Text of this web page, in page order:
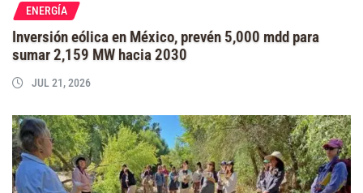
ENERGÍA
Inversión eólica en México, prevén 5,000 mdd para
sumar 2,159 MW hacia 2030
JUL 21, 2026